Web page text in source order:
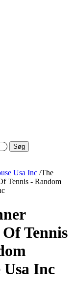
Søg
Usa Inc /The
Tennis - Random
Tennis
Usa Inc